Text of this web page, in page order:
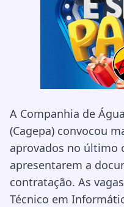
A Companhia de
(Cagepa) convocou
aprovados no último
apresentarem a
contratação. As
Técnico em